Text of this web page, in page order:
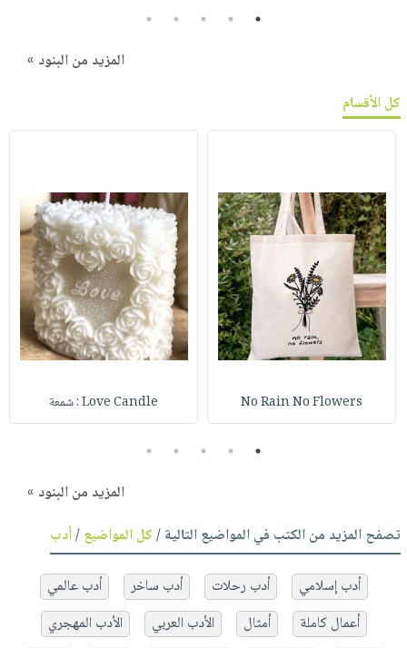
1
2
3
4
5
المزيد من البنود »
كل الأقسام
No Rain No Flowers Love Candle : شمعة
1
2
3
4
5
المزيد من البنود »
تصفح المزيد من الكتب في المواضيع التالية /كل المواضيع/أدب
أدب إسلامي أدب رحلات أدب ساخر
أدب عالمي
أعمال كاملة
أمثال الأدب العربي
الأدب المهجري